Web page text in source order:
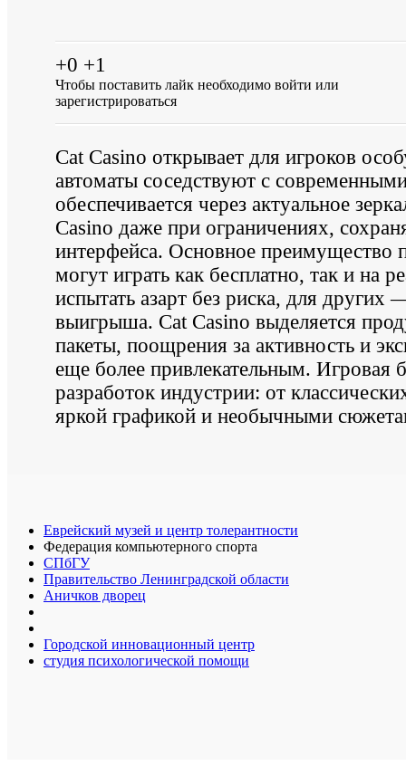
+0 +1
Чтобы поставить лайк необходимо войти или
зарегистрироваться
Cat Casino открывает для игроков
автоматы соседствуют с
обеспечивается через актуальное
Casino даже при ограничениях,
интерфейса. Основное преимущество
могут играть как бесплатно, так и на
испытать азарт без риска, для
выигрыша. Cat Casino выделяется
пакеты, поощрения за активность и
еще более привлекательным. Игровая
разработок индустрии: от
яркой графикой и необычными
Еврейский музей и центр толерантности
Федерация компьютерного спорта
СПбГУ
Правительство Ленинградской области
Аничков дворец
Городской инновационный центр
студия психологической помощи